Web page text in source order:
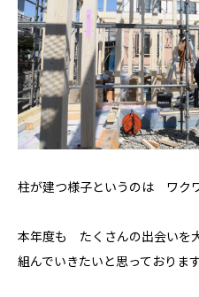
Hokushin model
koselig コーシェリ
見学予約
お問い合わせ
プライバシーポリシー
柱が建つ様子というのは ワク
本年度も たくさんの出会い
組んでいきたいと思っておりま